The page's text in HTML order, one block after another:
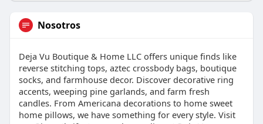
Nosotros
Deja Vu Boutique & Home LLC offers unique finds like
reverse stitching tops, aztec crossbody bags, boutique
socks, and farmhouse decor. Discover decorative ring
accents, weeping pine garlands, and farm fresh
candles. From Americana decorations to home sweet
home pillows, we have something for every style. Visit